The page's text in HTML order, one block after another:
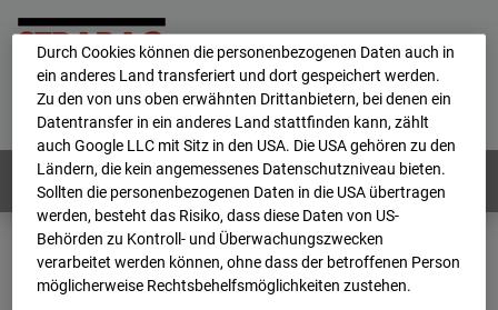
Home E-Mail Impressum
Login
Deutsch / English
Webcams: Alle Länder
Home
Deutschland
BC-176 BV-Ausbau Bonatzbau -Cam5
Archiv
Durch Cookies können die personenbezogenen Daten auch in
ein anderes Land transferiert und dort gespeichert werden.
Zu den von uns oben erwähnten Drittanbietern, bei denen ein
Datentransfer in ein anderes Land stattfinden kann, zählt
auch Google LLC mit Sitz in den USA. Die USA gehören zu den
Ländern, die kein angemessenes Datenschutzniveau bieten.
Sollten die personenbezogenen Daten in die USA übertragen
werden, besteht das Risiko, dass diese Daten von US-
Behörden zu Kontroll- und Überwachungszwecken
verarbeitet werden können, ohne dass der betroffenen Person
möglicherweise Rechtsbehelfsmöglichkeiten zustehen.